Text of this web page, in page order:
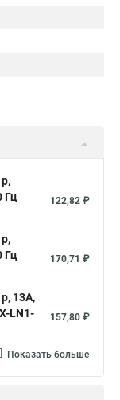
Гц
122,82 ₽
Гц
170,71 ₽
13A,
LN1-
157,80 ₽
Показать больше